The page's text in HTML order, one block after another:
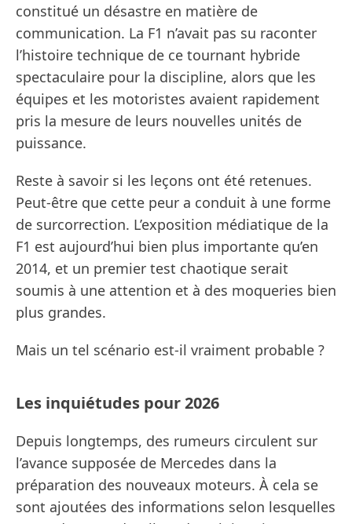
constitué un désastre en matière de
communication. La F1 n’avait pas su raconter
l’histoire technique de ce tournant hybride
spectaculaire pour la discipline, alors que les
équipes et les motoristes avaient rapidement
pris la mesure de leurs nouvelles unités de
puissance.
Reste à savoir si les leçons ont été retenues.
Peut-être que cette peur a conduit à une forme
de surcorrection. L’exposition médiatique de la
F1 est aujourd’hui bien plus importante qu’en
2014, et un premier test chaotique serait
soumis à une attention et à des moqueries bien
plus grandes.
Mais un tel scénario est-il vraiment probable ?
Les inquiétudes pour 2026
Depuis longtemps, des rumeurs circulent sur
l’avance supposée de Mercedes dans la
préparation des nouveaux moteurs. À cela se
sont ajoutées des informations selon lesquelles